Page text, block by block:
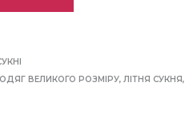
ВЕЛИКОГО РОЗМІРУ,ЛІТНЯ СУКНЯ,